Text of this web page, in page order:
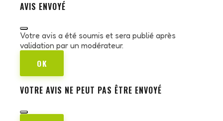
AVIS ENVOYÉ
Votre avis a été soumis et sera publié après
validation par un modérateur.
OK
VOTRE AVIS NE PEUT PAS ÊTRE ENVOYÉ